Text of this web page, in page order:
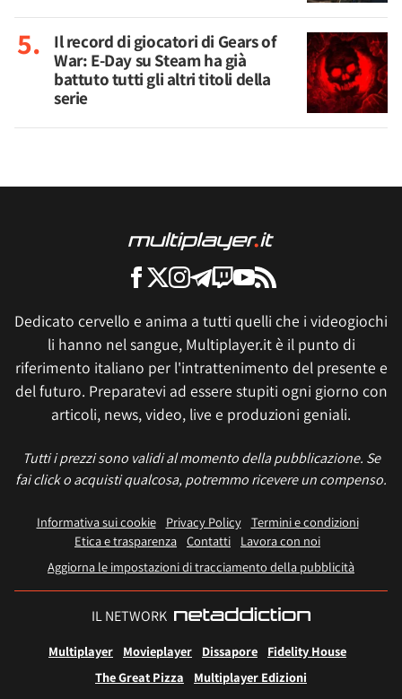
Il record di giocatori di Gears of
War: E-Day su Steam ha già
battuto tutti gli altri titoli della
serie
Dedicato cervello e anima a tutti quelli che i videogiochi
li hanno nel sangue, Multiplayer.it è il punto di
riferimento italiano per l'intrattenimento del presente e
del futuro. Preparatevi ad essere stupiti ogni giorno con
articoli, news, video, live e produzioni geniali.
Tutti i prezzi sono validi al momento della pubblicazione. Se
fai click o acquisti qualcosa, potremmo ricevere un compenso.
Informativa sui cookie Privacy Policy
Termini e condizioni
Etica e trasparenza Contatti
Lavora con noi
Aggiorna le impostazioni di tracciamento della pubblicità
IL NETWORK
Multiplayer Movieplayer Dissapore
Fidelity House
The Great Pizza
Multiplayer Edizioni